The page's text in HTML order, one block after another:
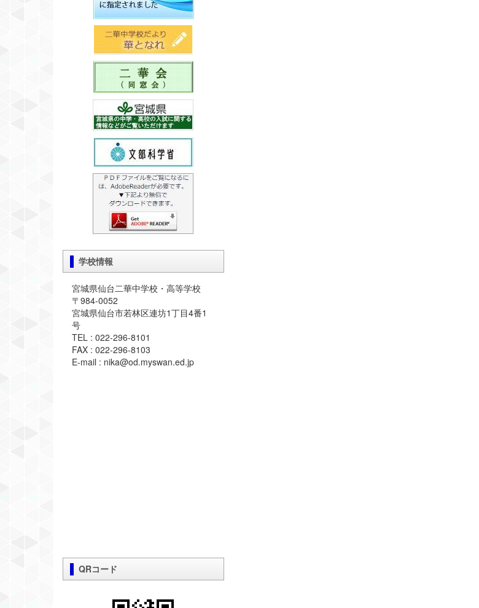
学校情報
宮城県仙台二華中学校・高等学校
〒984-0052
宮城県仙台市若林区連坊1丁目4番1
号
TEL : 022-296-8101
FAX : 022-296-8103
E-mail : nika@od.myswan.ed.jp
QRコード